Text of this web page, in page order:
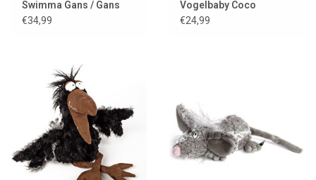
Swimma Gans / Gans
€34,99
Vogelbaby Coco
Coocoo
€24,99